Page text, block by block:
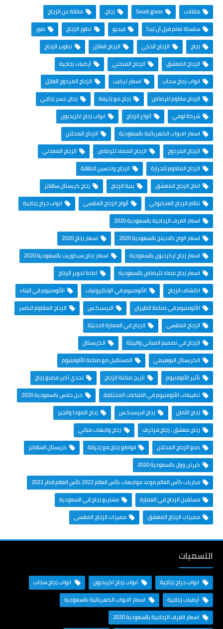
مقالات Saudi glass زجاج،
مقالة عن الزجاج
سلسلة تعلم قبل أن تبدأ
فيديو تطور الزجاج
صور
زجاج
الزجاج الذكي الزجاج العازل
تطوير الزجاج
الزجاج المعشق
الزجاج المنحني
أرضيات زجاجية
ابواب زجاج سحاب
اسعار تركيب
الزجاج المزدوج العازل
الزجاج مقاوم للرصاص
زجاج مع زخرفة
زجاج، جسر زجاجي
شركة لومي
أنواع الزجاج
ابواب زجاج اكريديون
اسعار الابواب الكهربائية بالسعودية
الزجاج المجلتن
الزجاج المزدوج
الزجاج المضاد للرصاص
الزجاج المعدني
الزجاج المقاوم للحرارة
الزجاج وتحسين الطاقة
انتاج الزجاج المعشق
بنية الزجاج
زجاج كريستال سافايَر
نظام الزجاج العنكبوتي
ألواح الزجاج المقسى
ابواب جراج زجاجية
اسعار الغرف الزجاجية بالسعودية 2020
اسعار الواح كلادينج بالسعودية 2020
اسعار زجاج 2020
اسعار زجاج اركرديون بالسعودية
اسعار زجاج سيكوريت بالسعودية 2020
اسعار زجاج مضاد للرصاص بالسعودية
اعادة تدوير الزجاج
اكتشاف الزجاج
الألومنيوم في الإلكترونيات
الألومنيوم في البناء
الألومنيوم في صناعة الطيران
البرسبكـس
الزجاج المقاوم للكسر
الزجاج المقسى
الزجاج في العمارة الحديثة
الزجاج في تصميم المباني والبيئة
الكريستال
الكريستال البوهيمي
المستقبل مع صناعة الألومنيوم
تأثير الألومنيوم
تاريخ صناعة الزجاج
تحدي أكبر مصنع زجاج
تطبيقات الألومنيوم في الصناعات المختلفة
دبل جلاس بالسعودية 2020
زجاج الأمان
زجاج البرسبكـس
زجاج الصودا والجير
زجاج معشق ، زجاج مزخرف
زجاج واجهات مباني
صنع الزجاج المجلتن
قواطع زجاج مع زخرفة
كريستال السافايَر
كيرتن وول بالسعودية 2020
مباريات كأس العالم موعد مواجهات كأس العالم 2022 كأس العالم قطر 2022
مستقبل الزجاج في العمارة
مشاريع زجاج في السعودية
مميزات الزجاج المعشق
مميزات الزجاج المقسى
التسميات
ابواب جراج زجاجية ابواب زجاج اكريديون
ابواب زجاج سحاب
أرضيات زجاجية
اسعار الابواب الكهربائية بالسعودية
اسعار الغرف الزجاجية بالسعودية 2020